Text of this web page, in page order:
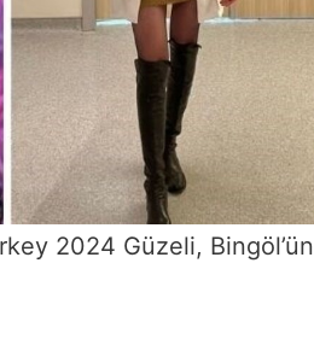
2024 Güzeli, Bingöl’ün